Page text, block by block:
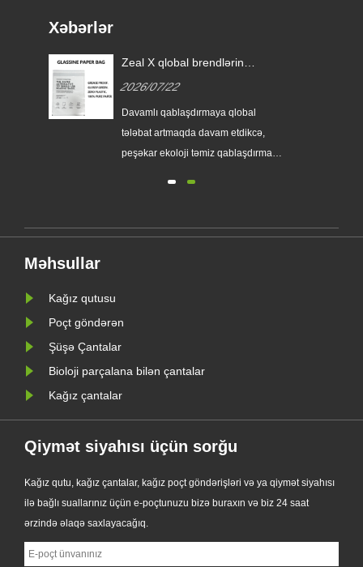
Xəbərlər
Zeal X qlobal brendlərin
əvəz etməsinə kömək etmək
üçün xüsusi Glassine kağız
çantalar buraxır
2026/07/22
Davamlı qablaşdırmaya qlobal
tələbat artmaqda davam etdikcə,
peşəkar ekoloji təmiz qablaşdırma
təqdim etdi. Ənənəvi plastik
Məhsullar
Kağız qutusu
Poçt göndərən
Şüşə Çantalar
Bioloji parçalana bilən çantalar
Kağız çantalar
Qiymət siyahısı üçün sorğu
Kağız qutu, kağız çantalar, kağız poçt göndərişləri və ya qiymət siyahısı
ilə bağlı suallarınız üçün e-poçtunuzu bizə buraxın və biz 24 saat
ərzində əlaqə saxlayacağıq.